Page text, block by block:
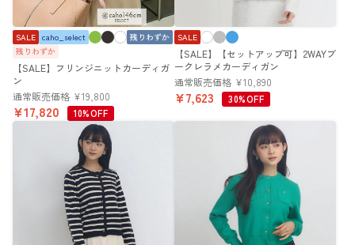
【SALE】フリンジニットカーディガ
ン
SALE caho_select
残りわずか
残りわずか
通常販売価格 ¥19,800
¥17,820 10%OFF
【SALE】【セットアップ可】2WAYブ
ークレラメカーディガン
SALE
通常販売価格 ¥10,890
¥7,623 30%OFF